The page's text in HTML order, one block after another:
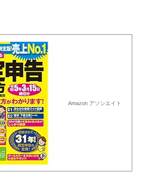
Amazon アソシエイト